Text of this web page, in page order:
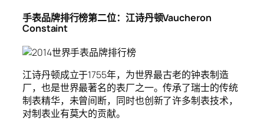
手表品牌排行榜第二位：江诗丹顿Vaucheron
Constaint
江诗丹顿成立于1755年，为世界最古老的钟表制造
厂，也是世界最著名的表厂之一。传承了瑞士的传统
制表精华，未曾间断，同时也创新了许多制表技术，
对制表业有莫大的贡献。